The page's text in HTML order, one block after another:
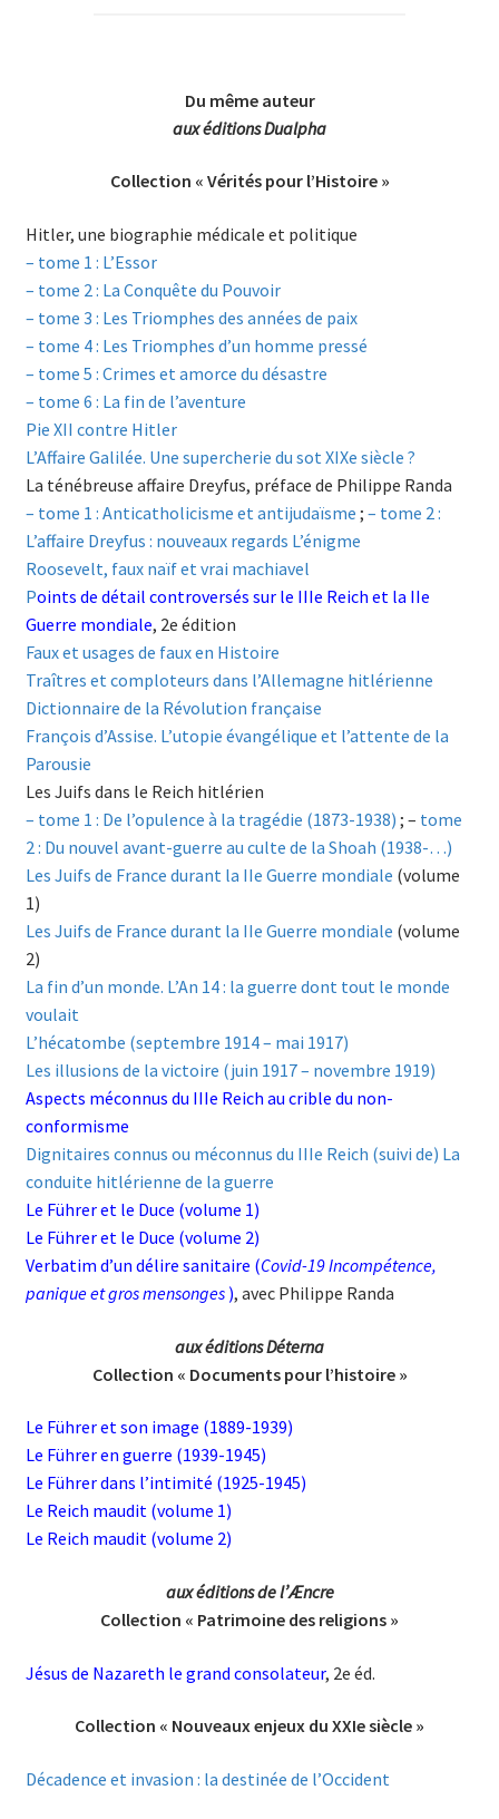
Du même auteur
aux éditions Dualpha
Collection « Vérités pour l’Histoire »
Hitler, une biographie médicale et politique
– tome 1 : L’Essor
– tome 2 : La Conquête du Pouvoir
– tome 3 : Les Triomphes des années de paix
– tome 4 : Les Triomphes d’un homme pressé
– tome 5 : Crimes et amorce du désastre
– tome 6 : La fin de l’aventure
Pie XII contre Hitler
L’Affaire Galilée. Une supercherie du sot XIXe siècle ?
La ténébreuse affaire Dreyfus, préface de Philippe Randa
– tome 1 : Anticatholicisme et antijudaïsme ; – tome 2 :
L’affaire Dreyfus : nouveaux regards L’énigme
Roosevelt, faux naïf et vrai machiavel
Points de détail controversés sur le IIIe Reich et la IIe
Guerre mondiale, 2e édition
Faux et usages de faux en Histoire
Traîtres et comploteurs dans l’Allemagne hitlérienne
Dictionnaire de la Révolution française
François d’Assise. L’utopie évangélique et l’attente de la
Parousie
Les Juifs dans le Reich hitlérien
– tome 1 : De l’opulence à la tragédie (1873-1938) ; – tome
2 : Du nouvel avant-guerre au culte de la Shoah (1938-…)
Les Juifs de France durant la IIe Guerre mondiale (volume
1)
Les Juifs de France durant la IIe Guerre mondiale (volume
2)
La fin d’un monde. L’An 14 : la guerre dont tout le monde
voulait
L’hécatombe (septembre 1914 – mai 1917)
Les illusions de la victoire (juin 1917 – novembre 1919)
Aspects méconnus du IIIe Reich au crible du non-
conformisme
Dignitaires connus ou méconnus du IIIe Reich (suivi de) La
conduite hitlérienne de la guerre
Le Führer et le Duce (volume 1)
Le Führer et le Duce (volume 2)
Verbatim d’un délire sanitaire (Covid-19 Incompétence,
panique et gros mensonges), avec Philippe Randa
aux éditions Déterna
Collection « Documents pour l’histoire »
Le Führer et son image (1889-1939)
Le Führer en guerre (1939-1945)
Le Führer dans l’intimité (1925-1945)
Le Reich maudit (volume 1)
Le Reich maudit (volume 2)
aux éditions de l’Æncre
Collection « Patrimoine des religions »
Jésus de Nazareth le grand consolateur, 2e éd.
Collection « Nouveaux enjeux du XXIe siècle »
Décadence et invasion : la destinée de l’Occident